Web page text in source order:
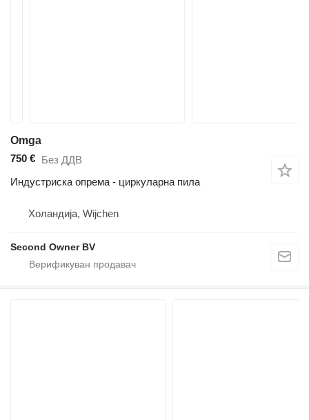
Omga
750 € Без ДДВ
Индустриска опрема - циркуларна пила
Холандија, Wijchen
Second Owner BV